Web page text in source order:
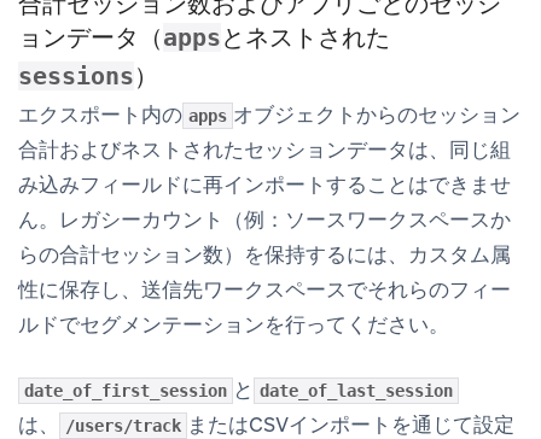
ョンデータ（appsとネストされた
sessions）
エクスポート内の apps オブジェクトからのセッション
合計およびネストされたセッションデータは、同じ組
み込みフィールドに再インポートすることはできませ
ん。レガシーカウント（例：ソースワークスペースか
らの合計セッション数）を保持するには、カスタム属
性に保存し、送信先ワークスペースでそれらのフィー
ルドでセグメンテーションを行ってください。
date_of_first_session と date_of_last_session
は、 /users/track またはCSVインポートを通じて設定